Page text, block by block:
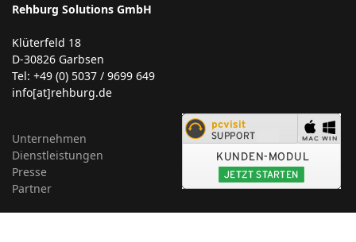
Rehburg Solutions GmbH
Klüterfeld 18
D-30826 Garbsen
Tel: +49 (0) 5037 / 9699 649
info[at]rehburg.de
Unternehmen
Dienstleistungen
Presse
Partner